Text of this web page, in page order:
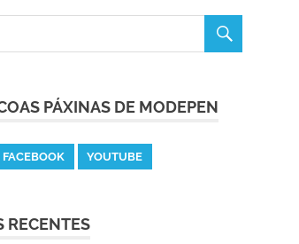
PÁXINAS DE MODEPEN
FACEBOOK YOUTUBE
RECENTES